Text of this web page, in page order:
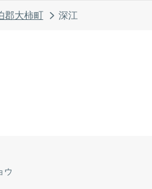
郡大柿町 深江
ウ